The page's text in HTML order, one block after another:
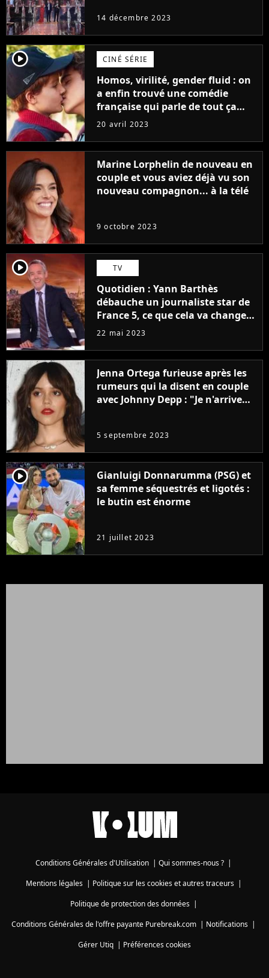
14 décembre 2023
player2 CINÉ SÉRIE
Homos, virilité, gender fluid : on
a enfin trouvé une comédie
française qui parle de tout ça
sans être super ringarde
20 avril 2023
Marine Lorphelin de nouveau en
couple et vous aviez déjà vu son
nouveau compagnon... à la télé
9 octobre 2023
player2 TV
Quotidien : Yann Barthès
débauche un journaliste star de
France 5, ce que cela va changer
à la rentrée
22 mai 2023
Jenna Ortega furieuse après les
rumeurs qui la disent en couple
avec Johnny Depp : "Je n'arrive
5 septembre 2023
player2
Gianluigi Donnarumma (PSG) et
sa femme séquestrés et ligotés :
le butin est énorme
21 juillet 2023
Conditions Générales d'Utilisation Qui sommes-nous ?
Mentions légales| Politique sur les cookies et autres traceurs|
Politique de protection des données|
Conditions Générales de l'offre payante Purebreak.com
Notifications
Gérer Utiq
Préférences cookies